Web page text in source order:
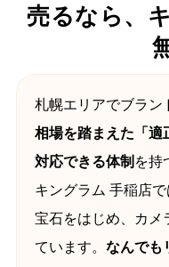
売るなら、
札幌エリアでブラン
相場を踏まえた「適
対応できる体制 を持
キングラム 手稲店
宝石をはじめ、カメ
ています。 なんでも